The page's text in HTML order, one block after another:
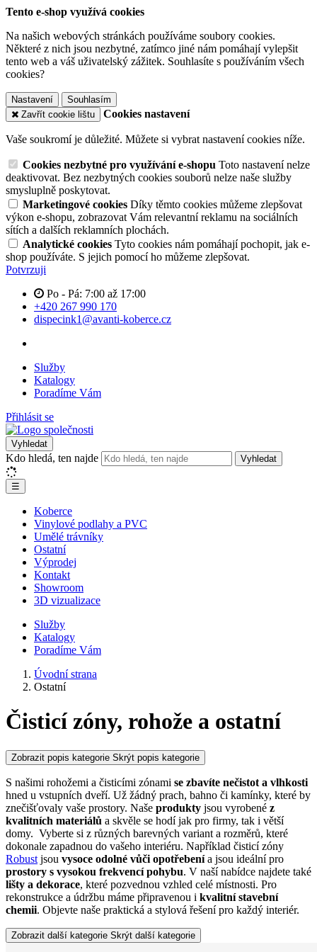
Tento e-shop využívá cookies
Na našich webových stránkách používáme soubory cookies.
Některé z nich jsou nezbytné, zatímco jiné nám pomáhají vylepšit
tento web a váš uživatelský zážitek. Souhlasíte s používáním všech
cookies?
Nastavení
Souhlasím
Zavřít cookie lištu
Cookies nastavení
Vaše soukromí je důležité. Můžete si vybrat nastavení cookies níže.
Cookies nezbytné pro využívání e-shopu Toto nastavení nelze
deaktivovat. Bez nezbytných cookies souborů nelze naše služby
smysluplně poskytovat.
Marketingové cookies Díky těmto cookies můžeme zlepšovat
výkon e-shopu, zobrazovat Vám relevantní reklamu na sociálních
sítích a dalších reklamních plochách.
Analytické cookies Tyto cookies nám pomáhají pochopit, jak e-
shop používáte. S jejich pomocí ho můžeme zlepšovat.
Potvrzuji
Po - Pá: 7:00 až 17:00
+420 267 990 170
dispecink1@avanti-koberce.cz
Služby
Katalogy
Poradíme Vám
Přihlásit se
Vyhledat
Kdo hledá, ten najde Vyhledat
☰
Koberce
Vinylové podlahy a PVC
Umělé trávníky
Ostatní
Výprodej
Kontakt
Showroom
3D vizualizace
Služby
Katalogy
Poradíme Vám
Úvodní strana
Ostatní
Čisticí zóny, rohože a ostatní
Zobrazit popis kategorie Skrýt popis kategorie
S našimi rohožemi a čisticími zónami se zbavíte nečistot a vlhkosti
hned u vstupních dveří. Už žádný prach, bahno či kamínky, které by
znečišťovaly vaše prostory. Naše produkty jsou vyrobené z
kvalitních materiálů a skvěle se hodí jak pro firmy, tak i větší
domy. Vyberte si z různých barevných variant a rozměrů, které
dokonale zapadnou do vašeho interiéru. Například čisticí zóny
Robust jsou vysoce odolné vůči opotřebenía jsou ideální pro
prostory s vysokou frekvencí pohybu. V naší nabídce najdete také
lišty a dekorace, které pozvednou vzhled celé místnosti. Pro
rekonstrukce a údržbu máme připravenou i kvalitní stavební
chemii. Objevte naše praktická a stylová řešení pro každý interiér.
Zobrazit další kategorie Skrýt další kategorie